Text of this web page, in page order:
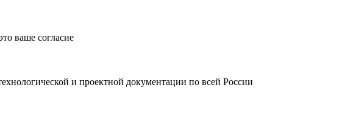
ваше согласие
и проектной документации по всей России